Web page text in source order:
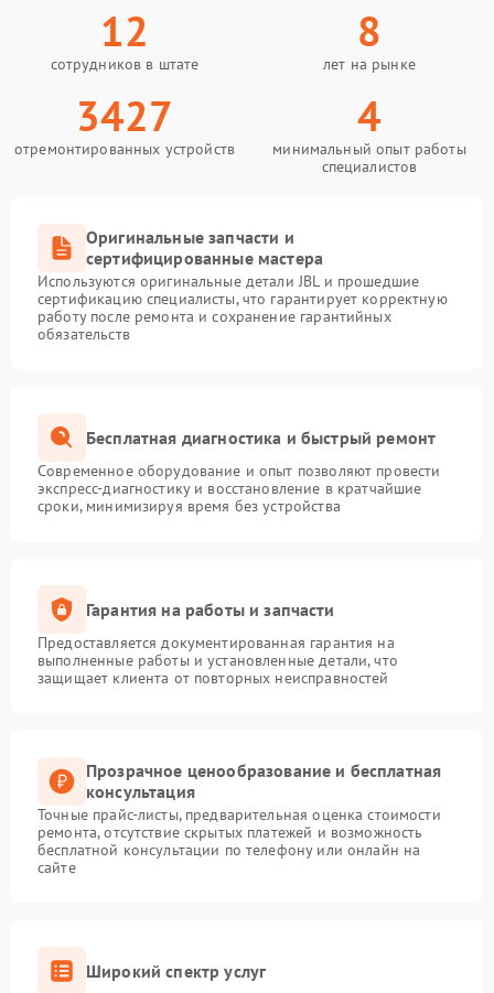
12
сотрудников в штате
8
лет на рынке
3427
отремонтированных устройств
4
минимальный опыт работы
специалистов
Оригинальные запчасти и
сертифицированные мастера
Используются оригинальные детали JBL и прошедшие
сертификацию специалисты, что гарантирует корректную
работу после ремонта и сохранение гарантийных
обязательств
Бесплатная диагностика и быстрый ремонт
Современное оборудование и опыт позволяют провести
экспресс-диагностику и восстановление в кратчайшие
сроки, минимизируя время без устройства
Гарантия на работы и запчасти
Предоставляется документированная гарантия на
выполненные работы и установленные детали, что
защищает клиента от повторных неисправностей
Прозрачное ценообразование и бесплатная
консультация
Точные прайс-листы, предварительная оценка стоимости
ремонта, отсутствие скрытых платежей и возможность
бесплатной консультации по телефону или онлайн на
сайте
Широкий спектр услуг